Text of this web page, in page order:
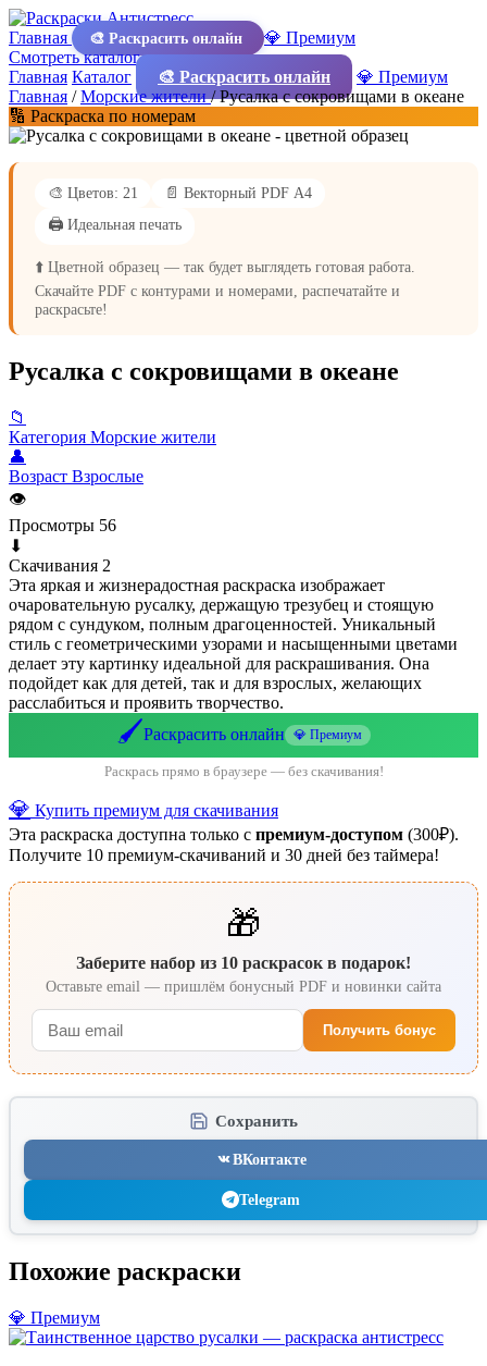
Главная 🎨 Раскрасить онлайн
💎 Премиум
Смотреть каталог
Главная Каталог 🎨 Раскрасить онлайн
💎 Премиум
Главная /Морские жители/Русалка с сокровищами в океане
🔢 Раскраска по номерам
🎨 Цветов: 21
📄 Векторный PDF А4
🖨️ Идеальная печать
⬆️ Цветной образец — так будет выглядеть готовая работа.
Скачайте PDF с контурами и номерами, распечатайте и
раскрасьте!
Русалка с сокровищами в океане
📁
Категория Морские жители
👤
Возраст Взрослые
👁
Просмотры 56
⬇
Скачивания 2
Эта яркая и жизнерадостная раскраска изображает
очаровательную русалку, держащую трезубец и стоящую
рядом с сундуком, полным драгоценностей. Уникальный
стиль с геометрическими узорами и насыщенными цветами
делает эту картинку идеальной для раскрашивания. Она
подойдет как для детей, так и для взрослых, желающих
расслабиться и проявить творчество.
🖌️Раскрасить онлайн 💎 Премиум
Раскрась прямо в браузере — без скачивания!
💎 Купить премиум для скачивания
Эта раскраска доступна только с премиум-доступом (300₽).
Получите 10 премиум-скачиваний и 30 дней без таймера!
🎁
Заберите набор из 10 раскрасок в подарок!
Оставьте email — пришлём бонусный PDF и новинки сайта
Получить бонус
Сохранить
ВКонтакте
Telegram
Похожие раскраски
💎 Премиум